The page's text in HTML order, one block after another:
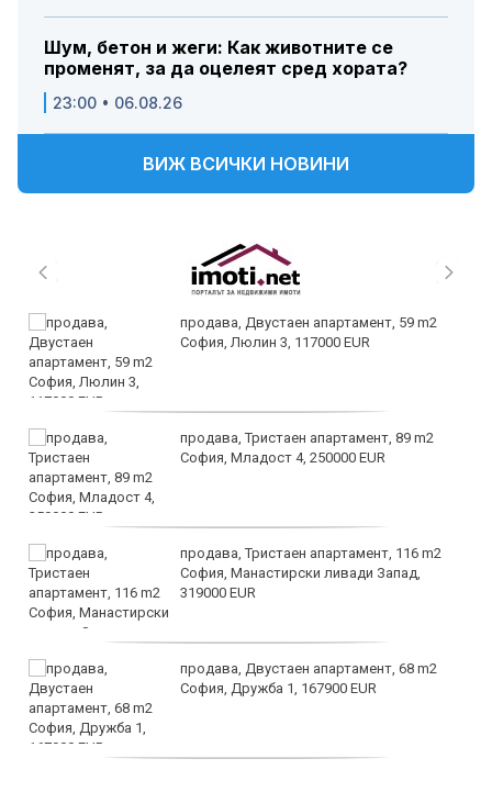
Шум, бетон и жеги: Как животните се
променят, за да оцелеят сред хората?
23:00 • 06.08.26
ВИЖ ВСИЧКИ НОВИНИ
продава, Двустаен апартамент, 59 m2
София, Люлин 3, 117000 EUR
продава, Тристаен апартамент, 89 m2
София, Младост 4, 250000 EUR
продава, Тристаен апартамент, 116 m2
София, Манастирски ливади Запад,
319000 EUR
продава, Двустаен апартамент, 68 m2
София, Дружба 1, 167900 EUR